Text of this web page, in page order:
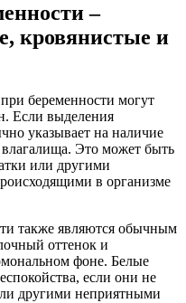
–
кровянистые и
беременности могут
Если выделения
указывает на наличие
влагалища. Это может быть
или другими
в организме
также являются обычным
оттенок и
фоне. Белые
если они не
другими неприятными